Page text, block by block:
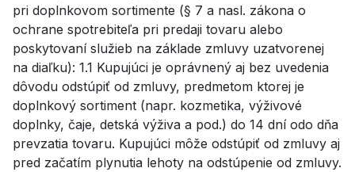
pri doplnkovom sortimente (§ 7 a nasl. zákona o
ochrane spotrebiteľa pri predaji tovaru alebo
poskytovaní služieb na základe zmluvy uzatvorenej
na diaľku): 1.1 Kupujúci je oprávnený aj bez uvedenia
dôvodu odstúpiť od zmluvy, predmetom ktorej je
doplnkový sortiment (napr. kozmetika, výživové
doplnky, čaje, detská výživa a pod.) do 14 dní odo dňa
prevzatia tovaru. Kupujúci môže odstúpiť od zmluvy aj
pred začatím plynutia lehoty na odstúpenie od zmluvy.